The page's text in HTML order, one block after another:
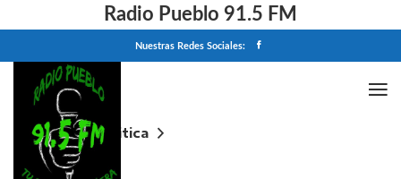
Radio Pueblo 91.5 FM
Nuestras Redes Sociales:
Home Politica